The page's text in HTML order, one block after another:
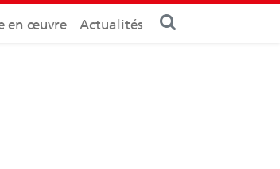
en œuvre Actualités